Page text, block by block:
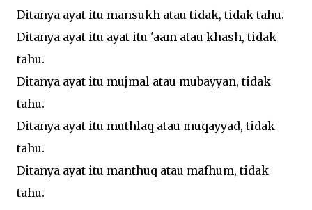
Ditanya ayat itu mansukh atau tidak, tidak tahu.
Ditanya ayat itu ayat itu 'aam atau khash, tidak
tahu.
Ditanya ayat itu mujmal atau mubayyan, tidak
tahu.
Ditanya ayat itu muthlaq atau muqayyad, tidak
tahu.
Ditanya ayat itu manthuq atau mafhum, tidak
tahu.